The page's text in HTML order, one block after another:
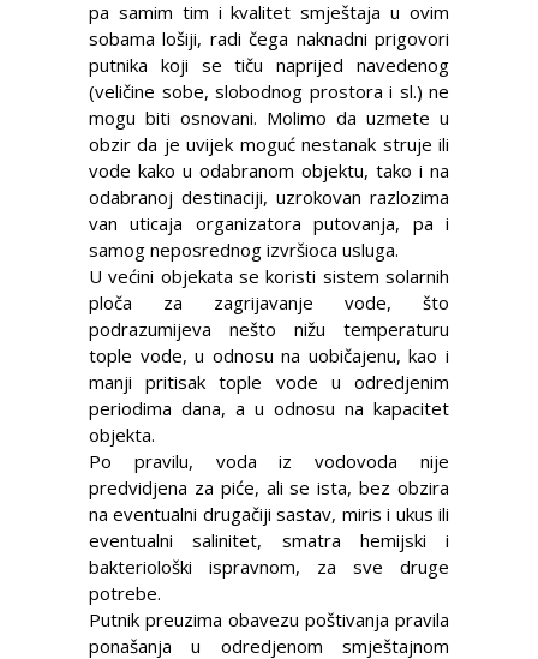
pa samim tim i kvalitet smještaja u ovim
sobama lošiji, radi čega naknadni prigovori
putnika koji se tiču naprijed navedenog
(veličine sobe, slobodnog prostora i sl.) ne
mogu biti osnovani. Molimo da uzmete u
obzir da je uvijek moguć nestanak struje ili
vode kako u odabranom objektu, tako i na
odabranoj destinaciji, uzrokovan razlozima
van uticaja organizatora putovanja, pa i
samog neposrednog izvršioca usluga.
U većini objekata se koristi sistem solarnih
ploča za zagrijavanje vode, što
podrazumijeva nešto nižu temperaturu
tople vode, u odnosu na uobičajenu, kao i
manji pritisak tople vode u odredjenim
periodima dana, a u odnosu na kapacitet
objekta.
Po pravilu, voda iz vodovoda nije
predvidjena za piće, ali se ista, bez obzira
na eventualni drugačiji sastav, miris i ukus ili
eventualni salinitet, smatra hemijski i
bakteriološki ispravnom, za sve druge
potrebe.
Putnik preuzima obavezu poštivanja pravila
ponašanja u odredjenom smještajnom